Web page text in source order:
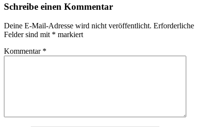
Schreibe einen Kommentar
Deine E-Mail-Adresse wird nicht veröffentlicht. Erforderliche
Felder sind mit * markiert
Kommentar *